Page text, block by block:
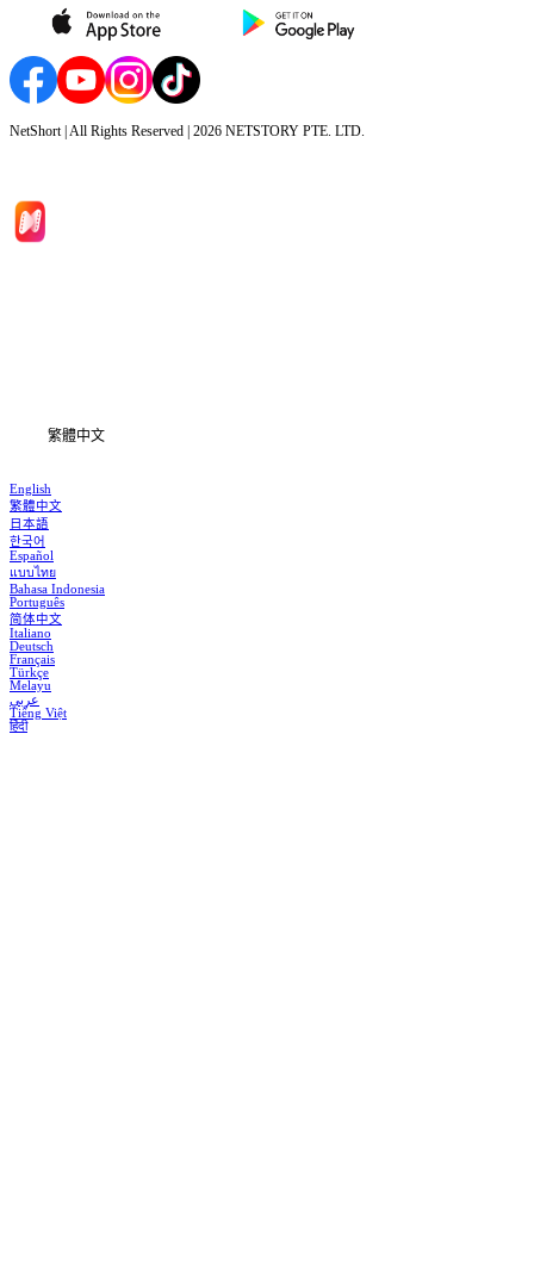
NetShort | All Rights Reserved | 2026 NETSTORY PTE. LTD.
繁體中文
English
繁體中文
日本語
한국어
Español
แบบไทย
Bahasa Indonesia
Português
简体中文
Italiano
Deutsch
Français
Türkçe
Melayu
عربي
Tiếng Việt
हिंदी